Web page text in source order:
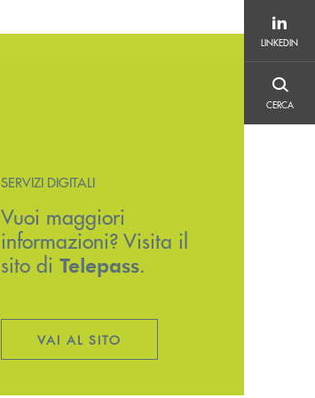
LINKEDIN
LINKEDIN
CERCA
SERVIZI DIGITALI
Vuoi maggiori
informazioni? Visita il
sito di Telepass.
VAI AL SITOAPRE UNA NUOVA FINESTRA